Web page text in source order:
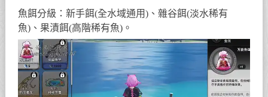
魚餌分級：新手餌(全水域通用)、雜谷餌(淡水稀有
魚)、果漬餌(高階稀有魚)。